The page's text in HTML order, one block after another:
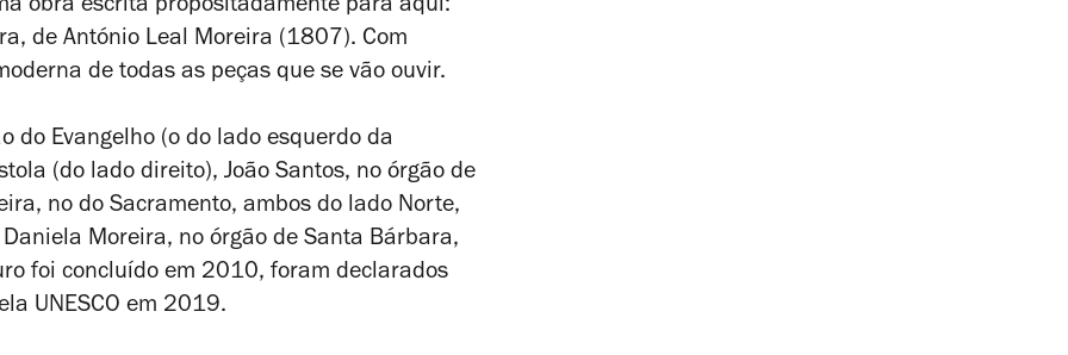
obra escrita propositadamente para aqui:
de António Leal Moreira (1807). Com
de todas as peças que se vão ouvir.
do Evangelho (o do lado esquerdo da
(do lado direito), João Santos, no órgão de
no do Sacramento, ambos do lado Norte,
Moreira, no órgão de Santa Bárbara,
foi concluído em 2010, foram declarados
UNESCO em 2019.